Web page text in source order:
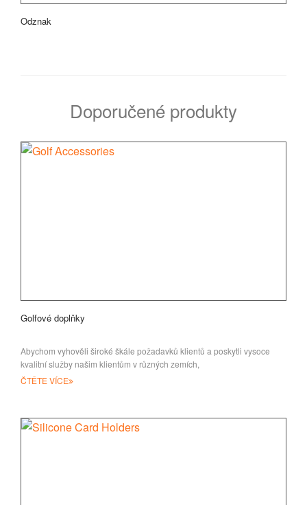
Odznak
Doporučené produkty
Golfové doplňky
Abychom vyhověli široké škále požadavků klientů a poskytli vysoce
kvalitní služby našim klientům v různých zemích,
ČTĚTE VÍCE